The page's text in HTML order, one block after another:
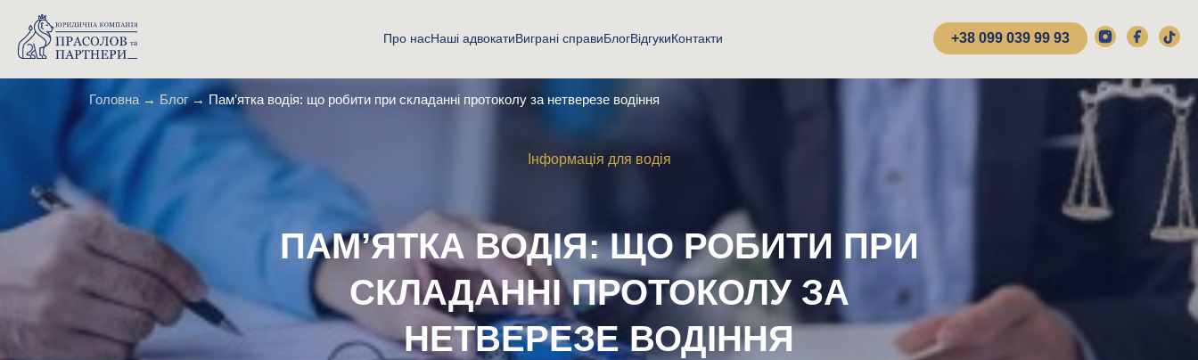
Про насНаші адвокатиВиграні справиБлогВідгукиКонтакти +38 099 039 99 93
Головна → Блог→ Пам’ятка водія: що робити при складанні протоколу за нетверезе водіння
Інформація для водія
ПАМ’ЯТКА ВОДІЯ: ЩО РОБИТИ ПРИ
СКЛАДАННІ ПРОТОКОЛУ ЗА
НЕТВЕРЕЗЕ ВОДІННЯ